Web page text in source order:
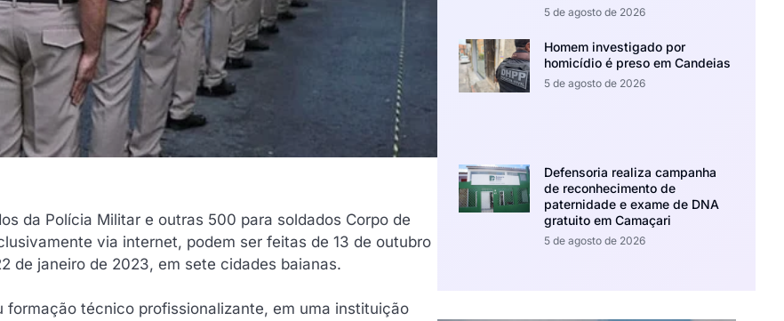
da Polícia Militar e outras 500 para soldados Corpo de
via internet, podem ser feitas de 13 de outubro
de janeiro de 2023, em sete cidades baianas.
técnico profissionalizante, em uma instituição
5 de agosto de 2026
Homem investigado por
homicídio é preso em Candeias
5 de agosto de 2026
Defensoria realiza campanha
de reconhecimento de
paternidade e exame de DNA
gratuito em Camaçari
5 de agosto de 2026